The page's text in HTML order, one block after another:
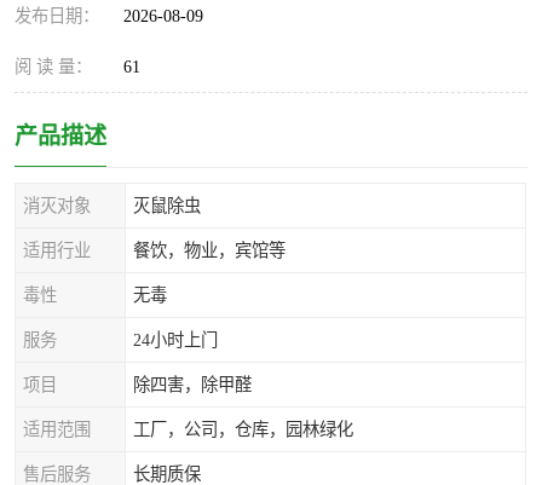
发布日期： 2026-08-09
阅 读 量： 61
产品描述
消灭对象 灭鼠除虫
适用行业 餐饮，物业，宾馆等
毒性 无毒
服务 24小时上门
项目 除四害，除甲醛
适用范围 工厂，公司，仓库，园林绿化
售后服务 长期质保